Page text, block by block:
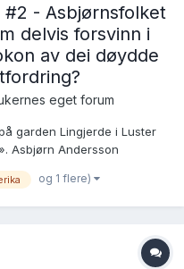
- Asbjørnsfolket
delvis forsvinn i
av dei døydde
eget forum
garden Lingjerde i Luster
Asbjørn Andersson
med Anna Marie
og 1 flere)